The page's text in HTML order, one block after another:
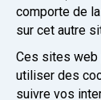
comporte de
sur cet autre
Ces sites web
utiliser des
suivre vos